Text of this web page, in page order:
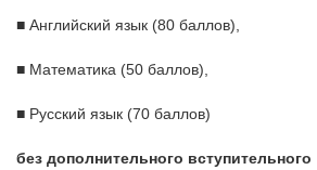
■ Английский язык (80 баллов),
■ Математика (50 баллов),
■ Русский язык (70 баллов)
без дополнительного вступительного